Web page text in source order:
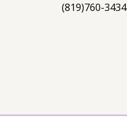
(819)760-3434